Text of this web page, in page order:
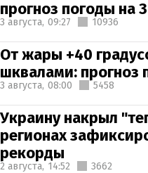
прогноз погоды на
3 августа, 09:27 10936
От жары +40
шквалами: прогноз
3 августа, 08:00 5458
Украину накрыл
регионах
рекорды
2 августа, 14:52 3662